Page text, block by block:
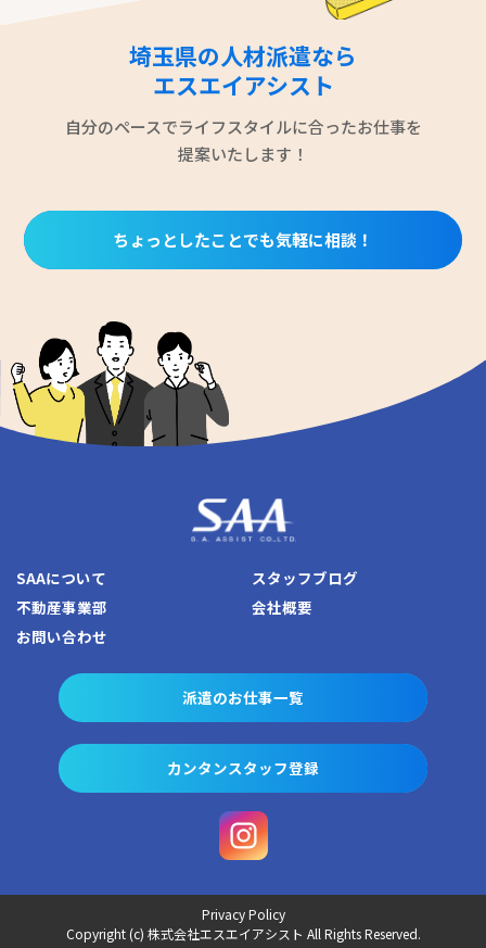
埼玉県の人材派遣なら
エスエイアシスト
自分のペースでライフスタイルに合ったお仕事を
提案いたします！
ちょっとしたことでも気軽に相談！
SAAについて
スタッフブログ
不動産事業部
会社概要
お問い合わせ
派遣のお仕事一覧
カンタンスタッフ登録
Privacy Policy
Copyright (c) 株式会社エスエイアシスト All Rights Reserved.